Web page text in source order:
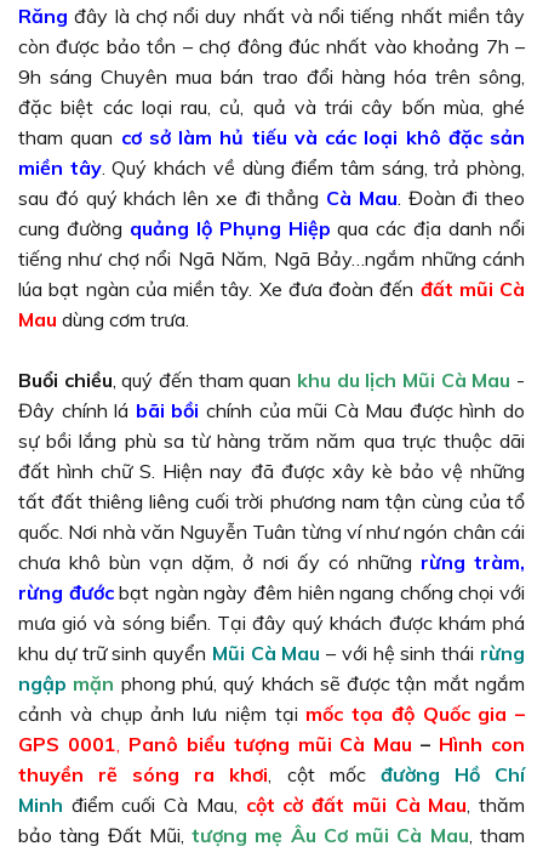
Răng đây là chợ nổi duy nhất và nổi tiếng nhất miền tây
còn được bảo tồn – chợ đông đúc nhất vào khoảng 7h –
9h sáng Chuyên mua bán trao đổi hàng hóa trên sông,
đặc biệt các loại rau, củ, quả và trái cây bốn mùa, ghé
tham quan cơ sở làm hủ tiếu và các loại khô đặc sản
miền tây. Quý khách về dùng điểm tâm sáng, trả phòng,
sau đó quý khách lên xe đi thẳng Cà Mau. Đoàn đi theo
cung đường quảng lộ Phụng Hiệp qua các địa danh nổi
tiếng như chợ nổi Ngã Năm, Ngã Bảy…ngắm những cánh
lúa bạt ngàn của miền tây. Xe đưa đoàn đến đất mũi Cà
Mau dùng cơm trưa.
Buổi chiều, quý đến tham quan khu du lịch Mũi Cà Mau -
Đây chính lá bãi bồi chính của mũi Cà Mau được hình do
sự bồi lắng phù sa từ hàng trăm năm qua trực thuộc dãi
đất hình chữ S. Hiện nay đã được xây kè bảo vệ những
tất đất thiêng liêng cuối trời phương nam tận cùng của tổ
quốc. Nơi nhà văn Nguyễn Tuân từng ví như ngón chân cái
chưa khô bùn vạn dặm, ở nơi ấy có những rừng tràm,
rừng đước bạt ngàn ngày đêm hiên ngang chống chọi với
mưa gió và sóng biển. Tại đây quý khách được khám phá
khu dự trữ sinh quyển Mũi Cà Mau– với hệ sinh thái rừng
ngập mặn phong phú, quý khách sẽ được tận mắt ngắm
cảnh và chụp ảnh lưu niệm tại mốc tọa độ Quốc gia –
GPS 0001, Panô biểu tượng mũi Cà Mau – Hình con
thuyền rẽ sóng ra khơi, cột mốc đường Hồ Chí
Minh điểm cuối Cà Mau, cột cờ đất mũi Cà Mau, thăm
bảo tàng Đất Mũi,tượng mẹ Âu Cơ mũi Cà Mau, tham